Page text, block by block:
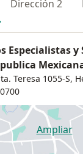
Dirección 2
Especialistas y
Teresa 1055-S,
Ampliar
se